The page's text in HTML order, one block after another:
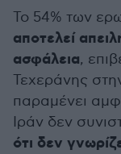
Το 54% των
αποτελεί
ασφάλεια,
Τεχεράνης
παραμένει
Ιράν δεν
ότι δεν